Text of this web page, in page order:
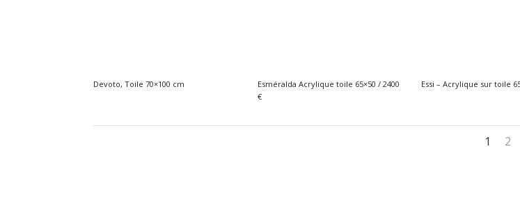
Devoto, Toile 70×100 cm
Esméralda Acrylique toile 65×50 / 2400
€
Essi – Acrylique sur toile
1 2